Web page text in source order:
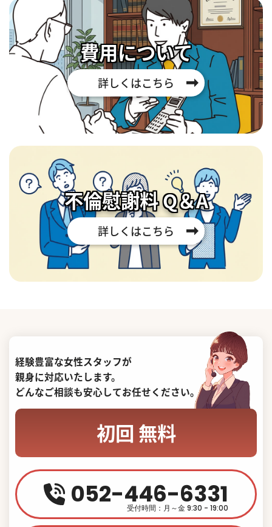
費用について
詳しくはこちら
不倫慰謝料 Q＆A
詳しくはこちら
経験豊富な女性スタッフが
親身に対応いたします。
どんなご相談も安心してお任せください。
初回 無料
052-446-6331
受付時間：月～金 9:30 - 19:00